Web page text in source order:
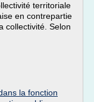
territoriale
en contrepartie
collectivité. Selon
la fonction